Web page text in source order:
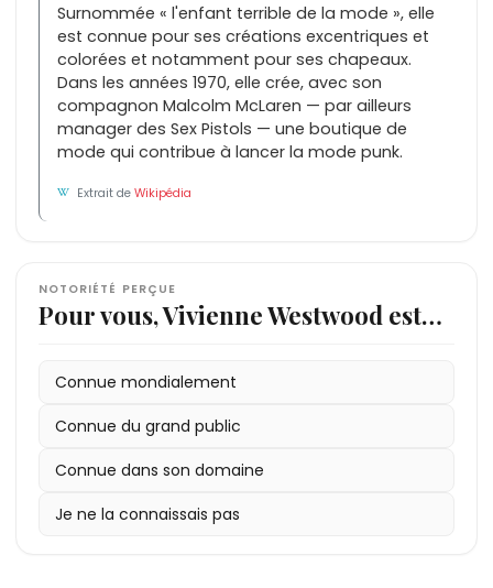
Surnommée « l'enfant terrible de la mode », elle
est connue pour ses créations excentriques et
colorées et notamment pour ses chapeaux.
Dans les années 1970, elle crée, avec son
compagnon Malcolm McLaren — par ailleurs
manager des Sex Pistols — une boutique de
mode qui contribue à lancer la mode punk.
Extrait deWikipédia
NOTORIÉTÉ PERÇUE
Pour vous, Vivienne Westwood est…
Connue mondialement
Connue du grand public
Connue dans son domaine
Je ne la connaissais pas